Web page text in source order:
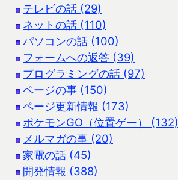
テレビの話 (29)
ネットの話 (110)
パソコンの話 (100)
フォームへの返答 (39)
プログラミングの話 (97)
ページの事 (150)
ページ更新情報 (173)
ポケモンGO（位置ゲー） (132)
メルマガの事 (20)
家電の話 (45)
開発情報 (388)